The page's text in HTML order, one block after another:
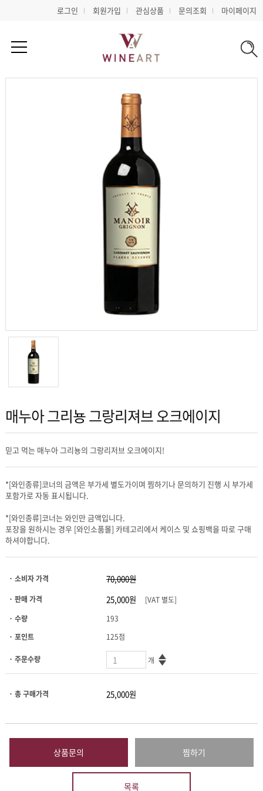
로그인 회원가입 관심상품 문의조회 마이페이지
매누아 그리뇽 그랑리져브 오크에이지
믿고 먹는 매누아 그리뇽의 그랑리저브 오크에이지!
포함가로 자동 표시됩니다.
*[와인종류]코너는 와인만 금액입니다.
하셔야합니다.
· 소비자 가격
· 판매 가격
[VAT 별도]
· 수량
193
· 포인트
125점
· 주문수량 개
· 총 구매가격
상품문의 찜하기
목록